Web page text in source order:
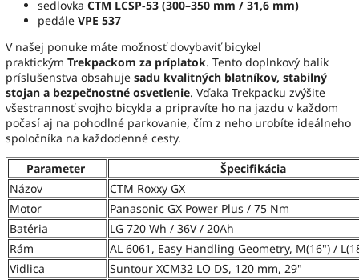
sedlovka CTM LCSP‑53 (300–350 mm / 31,6 mm)
pedále VPE 537
V našej ponuke máte možnosť dovybaviť bicykel
praktickým Trekpackom za príplatok. Tento doplnkový balík
príslušenstva obsahuje sadu kvalitných blatníkov, stabilný
stojan a bezpečnostné osvetlenie. Vďaka Trekpacku zvýšite
všestrannosť svojho bicykla a pripravíte ho na jazdu v každom
počasí aj na pohodlné parkovanie, čím z neho urobíte ideálneho
spoločníka na každodenné cesty.
Parameter
Špecifikácia
Názov
CTM Roxxy GX
Motor
Panasonic GX Power Plus / 75 Nm
Batéria
LG 720 Wh / 36V / 20Ah
Rám
AL 6061, Easy Handling Geometry, M(16") /
Vidlica
Suntour XCM32 LO DS, 120 mm, 29"